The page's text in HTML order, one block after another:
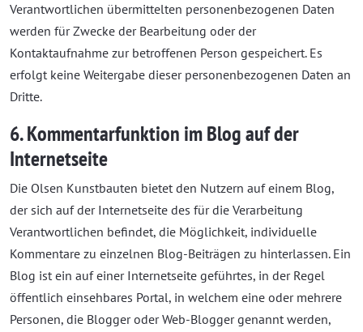
Verantwortlichen übermittelten personenbezogenen Daten
werden für Zwecke der Bearbeitung oder der
Kontaktaufnahme zur betroffenen Person gespeichert. Es
erfolgt keine Weitergabe dieser personenbezogenen Daten an
Dritte.
6. Kommentarfunktion im Blog auf der
Internetseite
Die Olsen Kunstbauten bietet den Nutzern auf einem Blog,
der sich auf der Internetseite des für die Verarbeitung
Verantwortlichen befindet, die Möglichkeit, individuelle
Kommentare zu einzelnen Blog-Beiträgen zu hinterlassen. Ein
Blog ist ein auf einer Internetseite geführtes, in der Regel
öffentlich einsehbares Portal, in welchem eine oder mehrere
Personen, die Blogger oder Web-Blogger genannt werden,